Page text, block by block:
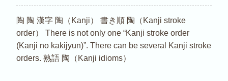
陶 陶 漢字 陶（Kanji） 書き順 陶（Kanji stroke
order） There is not only one “Kanji stroke order
(Kanji no kakijyun)”. There can be several Kanji stroke
orders. 熟語 陶（Kanji idioms）